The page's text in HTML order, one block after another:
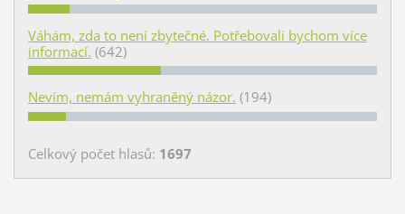
Váhám, zda to není zbytečné. Potřebovali bychom více
informací. (642)
Nevím, nemám vyhraněný názor. (194)
Celkový počet hlasů: 1697